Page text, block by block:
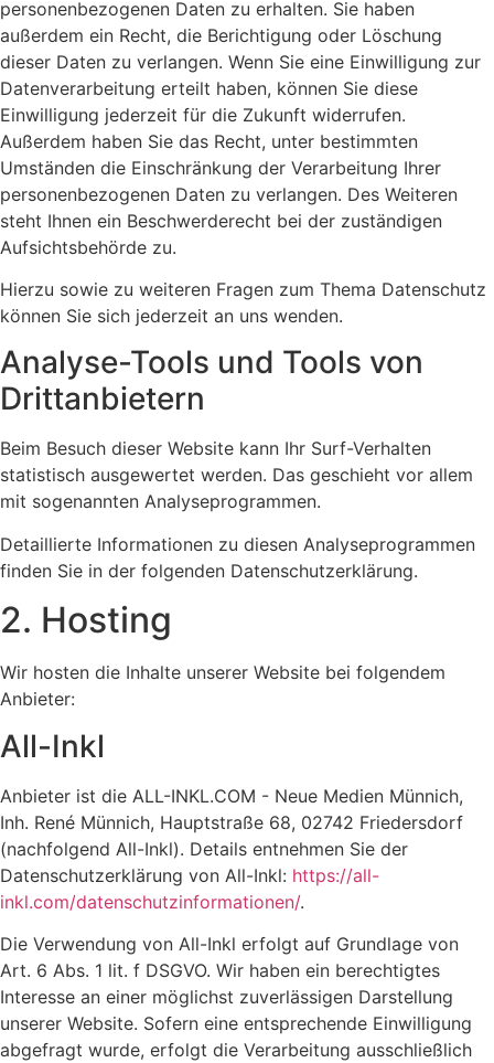
personenbezogenen Daten zu erhalten. Sie haben
außerdem ein Recht, die Berichtigung oder Löschung
dieser Daten zu verlangen. Wenn Sie eine Einwilligung zur
Datenverarbeitung erteilt haben, können Sie diese
Einwilligung jederzeit für die Zukunft widerrufen.
Außerdem haben Sie das Recht, unter bestimmten
Umständen die Einschränkung der Verarbeitung Ihrer
personenbezogenen Daten zu verlangen. Des Weiteren
steht Ihnen ein Beschwerderecht bei der zuständigen
Aufsichtsbehörde zu.
Hierzu sowie zu weiteren Fragen zum Thema Datenschutz
können Sie sich jederzeit an uns wenden.
Analyse-Tools und Tools von
Dritt­anbietern
Beim Besuch dieser Website kann Ihr Surf-Verhalten
statistisch ausgewertet werden. Das geschieht vor allem
mit sogenannten Analyseprogrammen.
Detaillierte Informationen zu diesen Analyseprogrammen
finden Sie in der folgenden Datenschutzerklärung.
2. Hosting
Wir hosten die Inhalte unserer Website bei folgendem
Anbieter:
All-Inkl
Anbieter ist die ALL-INKL.COM - Neue Medien Münnich,
Inh. René Münnich, Hauptstraße 68, 02742 Friedersdorf
(nachfolgend All-Inkl). Details entnehmen Sie der
Datenschutzerklärung von All-Inkl: https://all-
inkl.com/datenschutzinformationen/.
Die Verwendung von All-Inkl erfolgt auf Grundlage von
Art. 6 Abs. 1 lit. f DSGVO. Wir haben ein berechtigtes
Interesse an einer möglichst zuverlässigen Darstellung
unserer Website. Sofern eine entsprechende Einwilligung
abgefragt wurde, erfolgt die Verarbeitung ausschließlich